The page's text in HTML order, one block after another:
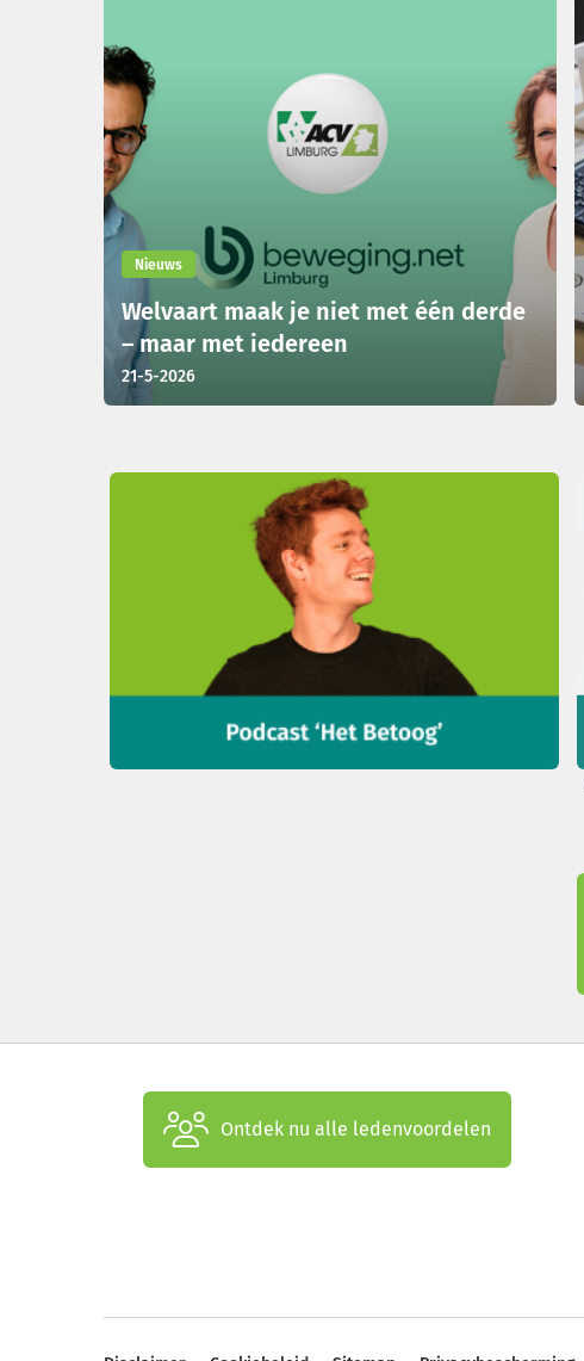
Nieuws
Welvaart maak je niet met één derde
– maar met iedereen
21-5-2026
Ontdek nu alle ledenvoordelen